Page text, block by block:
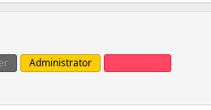
Administrator